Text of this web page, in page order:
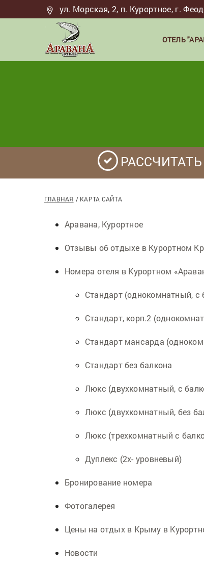
ул. Морская, 2, п. Курортное, г.
ОТЕЛЬ
ГЛАВНАЯ КАРТА САЙТА
Аравана, Курортное
Отзывы об отдыхе в Курортном
Номера отеля в Курортном
Стандарт (однокомнатный, с
Стандарт, корп.2
Стандарт мансарда
Стандарт без балкона
Люкс (двухкомнатный, с
Люкс (двухкомнатный, без
Люкс (трехкомнатный с
Дуплекс (2х- уровневый)
Бронирование номера
Фотогалерея
Цены на отдых в Крыму в
Новости